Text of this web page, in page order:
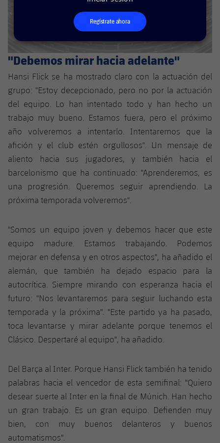
Servicios Médicos
Palmarés
Infantil B
Resultados
Clasificaciones
Jugadors
Fotos
Palmarés
Calendario
Resultados
Jugadores
Clasificaciones
Juvenil
Cadete
Infantil
Alevín
Campus Verano
PLUSICON
MÁS
Primer equipo
plusicon
más
Actualidad
Calendario
Entradas
Resultados
Clasificaciones
Jugadores
Fotos
Historia
Palmarés
Barça Atlètic
plusicon
más
Actualidad
Calendario
Resultados
Jugadores
Clasificaciones
Base
plusicon
más
Actualidad
Barça C
Junior
Juvenil
Infantil
Alevín
Campus Verano
PLUSICON
MÁS
Noticias
Atletismo
plusicon
más
Actualidad
Masculino
Femenino
Agenda
Baloncesto en silla de ruedas
plusicon
más
Actualidad
Jugadores
Calendario
Resultados
Clasificaciones
Hockey sobre hielo
plusicon
más
Actualidad
Jugadores
Calendario
Resultados
Clasificaciones
Hockey hierba
plusicon
más
Noticias
Hockey Hierba Masculino
Hockey Hierba Femenino
Patinaje artístico
Actualidad
Plantilla
Agenda
Escuela de Patinaje
Rugby
plusicon
más
Actualidad
Voleibol
plusicon
más
Regístrate ahora
"Debemos mirar hacia adelante"
Hansi Flick se ha mostrado claro con la actuación del
grupo: "Estoy decepcionado, pero no por la actuación
del equipo. Lo han intentado todo y han hecho un
trabajo muy bueno. Estamos fuera, pero el próximo
año volveremos a intentarlo. Intentaremos que la
afición y el club estén orgullosos". Un mensaje de
aliento hacia sus jugadores, y también hacia el
barcelonismo que ha continuado: "Aprenderemos, es
una progresión. Queremos seguir aprendiendo. La
próxima temporada volveremos".
"Somos un equipo joven y debemos hacer que este
equipo madure. Estamos trabajando. Podemos
mejorar en defensa y en otros aspectos", ha añadido el
alemán, que también ha dejado espacio para la
autocrítica. Siempre mirando con esperanza hacia el
futuro: "Nos levantaremos para seguir luchando esta
temporada y la próxima". "Este partido ya ha pasado,
toca levantarse y mirar adelante porque tenemos el
Clásico. Despertaré al equipo", ha añadido.
Del Barça al Inter. Porque Hansi Flick también ha tenido
palabras hacia el vencedor de esta semifinal: "Quiero
desear suerte al Inter en la final de Múnich. Han hecho
un gran trabajo. Es un gran equipo. Defienden muy
bien, con muy buenos delanteros y buenos
automatismos".